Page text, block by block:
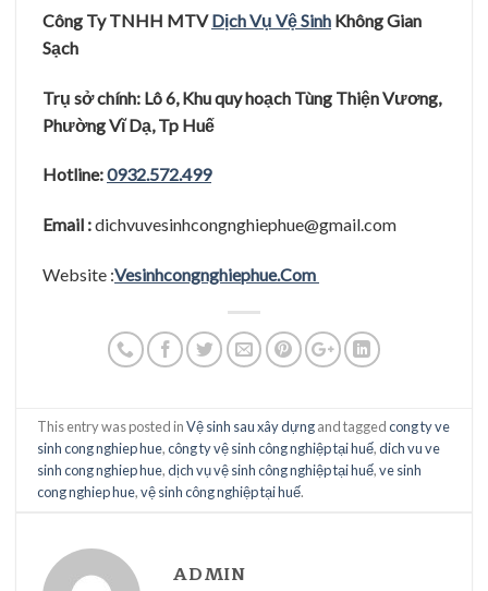
Công Ty TNHH MTVDịch Vụ Vệ Sinh Không Gian
Sạch
Trụ sở chính: Lô 6, Khu quy hoạch Tùng Thiện Vương,
Phường Vĩ Dạ, Tp Huế
Hotline:0932.572.499
Email :dichvuvesinhcongnghiephue@gmail.com
Website :Vesinhcongnghiephue.Com
This entry was posted inVệ sinh sau xây dựngand taggedcong ty ve
sinh cong nghiep hue,công ty vệ sinh công nghiệp tại huế,dich vu ve
sinh cong nghiep hue,dịch vụ vệ sinh công nghiệp tại huế,ve sinh
cong nghiep hue,vệ sinh công nghiệp tại huế.
ADMIN